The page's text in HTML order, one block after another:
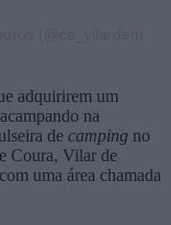
adquirirem um
na
de camping no
Coura, Vilar de
uma área chamada